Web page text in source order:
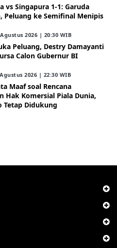
vs Singapura 1-1: Garuda
Peluang ke Semifinal Menipis
2026 | 20:30 WIB
Peluang, Destry Damayanti
Calon Gubernur BI
2026 | 22:30 WIB
Maaf soal Rencana
Hak Komersial Piala Dunia,
Tetap Didukung